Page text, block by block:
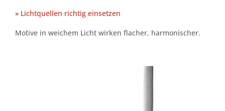
» Lichtquellen richtig einsetzen
Motive in weichem Licht wirken flacher, harmonischer.